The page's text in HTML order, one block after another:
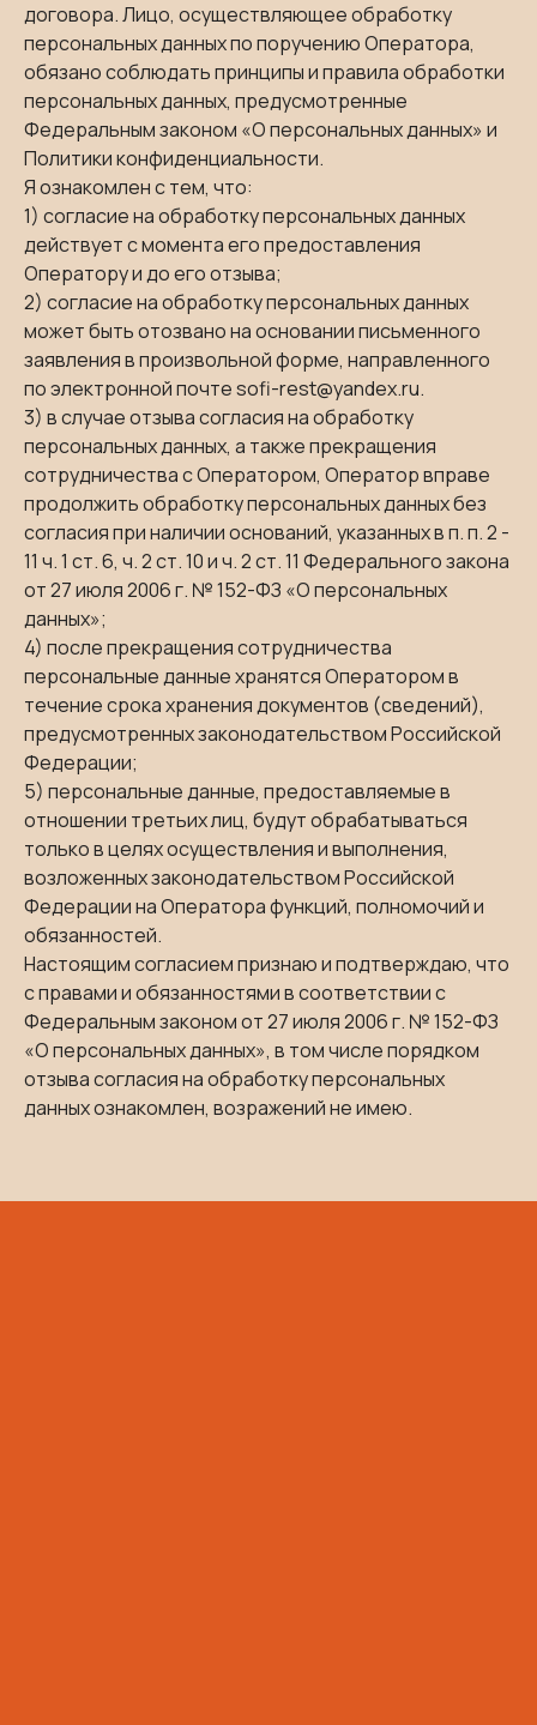
договора. Лицо, осуществляющее обработку
персональных данных по поручению Оператора,
обязано соблюдать принципы и правила обработки
персональных данных, предусмотренные
Федеральным законом «О персональных данных» и
Политики конфиденциальности.
Я ознакомлен с тем, что:
1) согласие на обработку персональных данных
действует с момента его предоставления
Оператору и до его отзыва;
2) согласие на обработку персональных данных
может быть отозвано на основании письменного
заявления в произвольной форме, направленного
по электронной почте sofi-rest@yandex.ru.
3) в случае отзыва согласия на обработку
персональных данных, а также прекращения
сотрудничества с Оператором, Оператор вправе
продолжить обработку персональных данных без
согласия при наличии оснований, указанных в п. п. 2 -
11 ч. 1 ст. 6, ч. 2 ст. 10 и ч. 2 ст. 11 Федерального закона
от 27 июля 2006 г. № 152-ФЗ «О персональных
данных»;
4) после прекращения сотрудничества
персональные данные хранятся Оператором в
течение срока хранения документов (сведений),
предусмотренных законодательством Российской
Федерации;
5) персональные данные, предоставляемые в
отношении третьих лиц, будут обрабатываться
только в целях осуществления и выполнения,
возложенных законодательством Российской
Федерации на Оператора функций, полномочий и
обязанностей.
Настоящим согласием признаю и подтверждаю, что
с правами и обязанностями в соответствии с
Федеральным законом от 27 июля 2006 г. № 152-ФЗ
«О персональных данных», в том числе порядком
отзыва согласия на обработку персональных
данных ознакомлен, возражений не имею.
Режим работы:
БРАНЧИ (СБ-ВС):
10:00 - 13:00
ПН - ПТ:
11:00 - 00:00
СБ - ВС:
10:00 - 00:00
Контакты:
+7 (918) 174 41-74 бронирование
+7 (929) 848 61-84 менеджер ресторана
+7 (938) 517 41-74 менеджер доставки
sofi-rest@yandex.ru